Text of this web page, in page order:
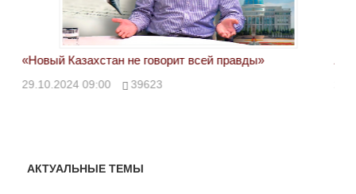
«Новый Казахстан не говорит всей правды»
29.10.2024 09:00 39623
АКТУАЛЬНЫЕ ТЕМЫ